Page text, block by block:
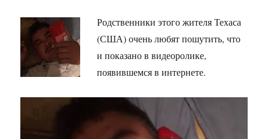
Родственники этого жителя Техаса
(США) очень любят пошутить, что
и показано в видеоролике,
появившемся в интернете.